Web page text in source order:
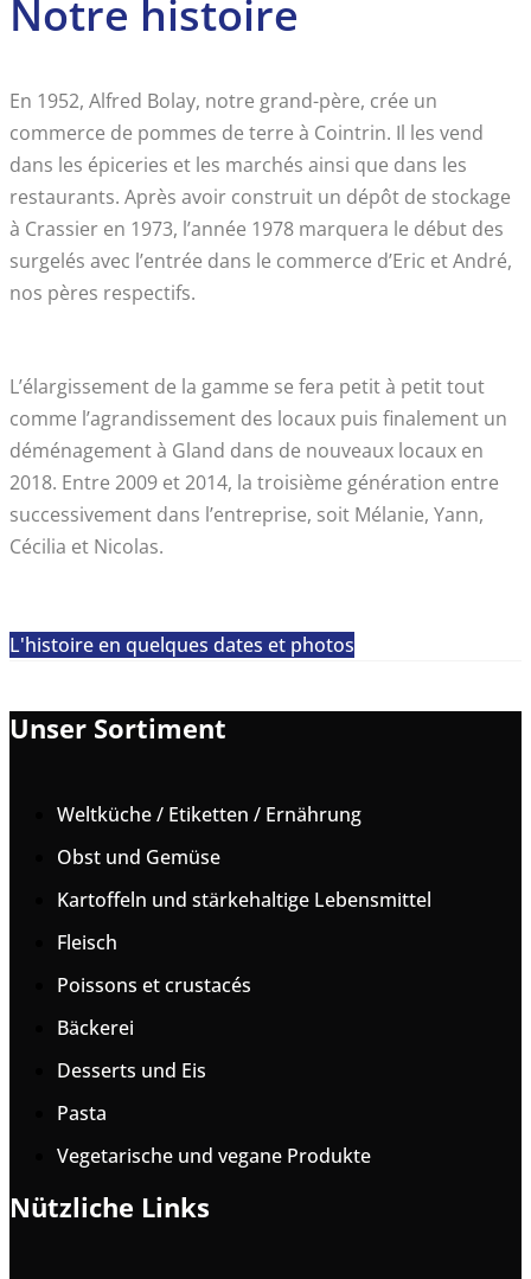
Notre histoire
En 1952, Alfred Bolay, notre grand-père, crée un
commerce de pommes de terre à Cointrin. Il les vend
dans les épiceries et les marchés ainsi que dans les
restaurants. Après avoir construit un dépôt de stockage
à Crassier en 1973, l’année 1978 marquera le début des
surgelés avec l’entrée dans le commerce d’Eric et André,
nos pères respectifs.
L’élargissement de la gamme se fera petit à petit tout
comme l’agrandissement des locaux puis finalement un
déménagement à Gland dans de nouveaux locaux en
2018. Entre 2009 et 2014, la troisième génération entre
successivement dans l’entreprise, soit Mélanie, Yann,
Cécilia et Nicolas.
L'histoire en quelques dates et photos
Unser Sortiment
Weltküche / Etiketten / Ernährung
Obst und Gemüse
Kartoffeln und stärkehaltige Lebensmittel
Fleisch
Poissons et crustacés
Bäckerei
Desserts und Eis
Pasta
Vegetarische und vegane Produkte
Nützliche Links